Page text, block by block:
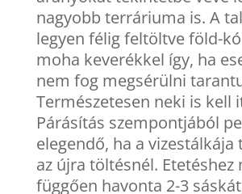
nagyobb terráriuma is. A
legyen félig feltöltve föld-
moha keverékkel így, ha
nem fog megsérülni
Természetesen neki is kell
Párásítás szempontjából
elegendő, ha a
az újra töltésnél.
függően havonta 2-3